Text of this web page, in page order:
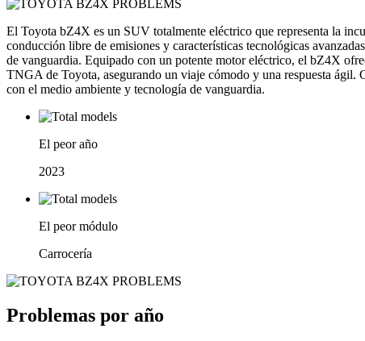
El Toyota bZ4X es un SUV totalmente eléctrico que representa la
conducción libre de emisiones y características tecnológicas
de vanguardia. Equipado con un potente motor eléctrico, el bZ4X
TNGA de Toyota, asegurando un viaje cómodo y una respuesta
con el medio ambiente y tecnología de vanguardia.
El peor año
2023
El peor módulo
Carrocería
Problemas por año